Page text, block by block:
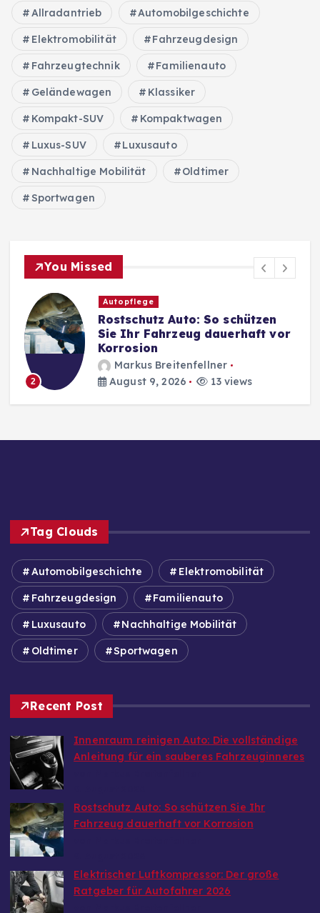
Allradantrieb Automobilgeschichte
Elektromobilität Fahrzeugdesign
Fahrzeugtechnik Familienauto
Geländewagen Klassiker
Kompakt-SUV Kompaktwagen
Luxus-SUV Luxusauto
Nachhaltige Mobilität Oldtimer
Sportwagen
You Missed
2
Autopflege
Rostschutz Auto: So schützen
Sie Ihr Fahrzeug dauerhaft vor
Korrosion
Markus Breitenfellner
August 9, 2026
13 views
Tag Clouds
Automobilgeschichte Elektromobilität
Fahrzeugdesign Familienauto
Luxusauto Nachhaltige Mobilität
Oldtimer Sportwagen
Recent Post
Innenraum reinigen Auto: Die vollständige
Anleitung für ein sauberes Fahrzeuginneres
Rostschutz Auto: So schützen Sie Ihr
Fahrzeug dauerhaft vor Korrosion
Elektrischer Luftkompressor: Der große
Ratgeber für Autofahrer 2026